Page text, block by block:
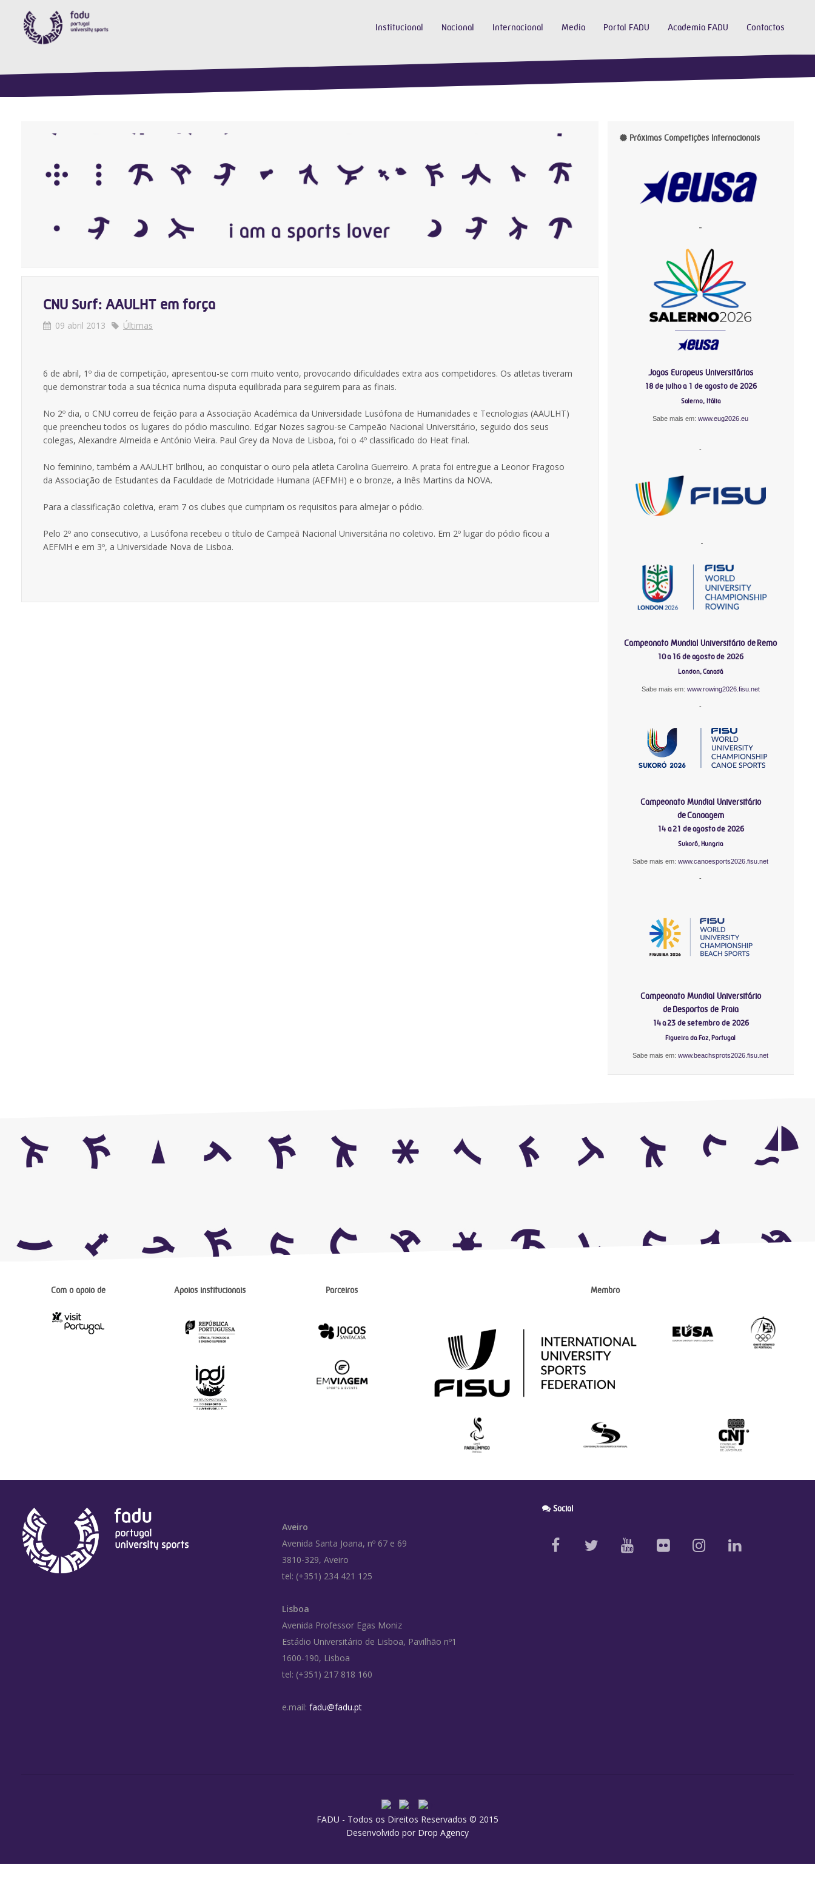
Institucional Nacional Internacional Media Portal FADU Academia FADU Contactos
CNU Surf: AAULHT em força
09 abril 2013 Últimas
6 de abril, 1º dia de competição, apresentou-se com muito vento, provocando dificuldades extra aos competidores. Os atletas tiveram
que demonstrar toda a sua técnica numa disputa equilibrada para seguirem para as finais.
No 2º dia, o CNU correu de feição para a Associação Académica da Universidade Lusófona de Humanidades e Tecnologias (AAULHT)
que preencheu todos os lugares do pódio masculino. Edgar Nozes sagrou-se Campeão Nacional Universitário, seguido dos seus
colegas, Alexandre Almeida e António Vieira. Paul Grey da Nova de Lisboa, foi o 4º classificado do Heat final.
No feminino, também a AAULHT brilhou, ao conquistar o ouro pela atleta Carolina Guerreiro. A prata foi entregue a Leonor Fragoso
da Associação de Estudantes da Faculdade de Motricidade Humana (AEFMH) e o bronze, a Inês Martins da NOVA.
Para a classificação coletiva, eram 7 os clubes que cumpriam os requisitos para almejar o pódio.
Pelo 2º ano consecutivo, a Lusófona recebeu o título de Campeã Nacional Universitária no coletivo. Em 2º lugar do pódio ficou a
AEFMH e em 3º, a Universidade Nova de Lisboa.
Próximas Competições Internacionais
-
Jogos Europeus Universitários
18 de julho a 1 de agosto de 2026
Salerno, Itália
Sabe mais em:www.eug2026.eu
-
-
Campeonato Mundial Universitário de Remo
10 a 16 de agosto de 2026
London, Canadá
Sabe mais em: www.rowing2026.fisu.net
-
Campeonato Mundial Universitário
de Canoagem
14 a 21 de agosto de 2026
Sukoró, Hungria
Sabe mais em:www.canoesports2026.fisu.net
-
Campeonato Mundial Universitário
de Desportos de Praia
14 a 23 de setembro de 2026
Figueira da Foz, Portugal
Sabe mais em:www.beachsprots2026.fisu.net
Com o apoio de Apoios institucionais Parceiros Membro
Aveiro
Avenida Santa Joana, nº 67 e 69
3810-329, Aveiro
tel: (+351) 234 421 125
Lisboa
Avenida Professor Egas Moniz
Estádio Universitário de Lisboa, Pavilhão nº1
1600-190, Lisboa
tel: (+351) 217 818 160
e.mail: fadu@fadu.pt
Social
FADU - Todos os Direitos Reservados © 2015
Desenvolvido por Drop Agency